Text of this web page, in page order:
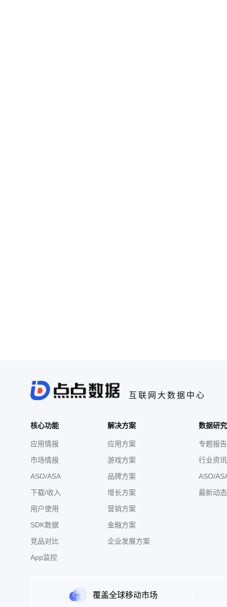
互联网大数据中心
核心功能
应用情报
市场情报
ASO/ASA
下载/收入
用户使用
SDK数据
竞品对比
App监控
解决方案
应用方案
游戏方案
品牌方案
增长方案
营销方案
金融方案
企业发展方案
数据研
专题报告
行业资讯
ASO/
最新动态
覆盖全球移动市场